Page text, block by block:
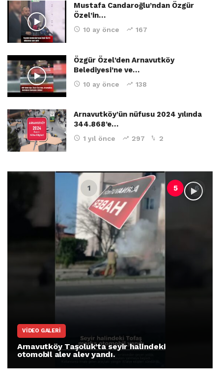
Mustafa Candaroğlu’ndan Özgür
Özel’in…
10 ay önce 167
Özgür Özel’den Arnavutköy
Belediyesi’ne ve…
10 ay önce 138
Arnavutköy’ün nüfusu 2024 yılında
344.868’e…
1 yıl önce 297 2
VIDEO GALERI
Arnavutköy Taşoluk’ta seyir halindeki
otomobil alev alev yandı.